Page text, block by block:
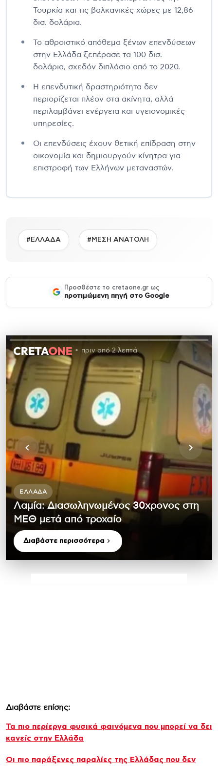
Τουρκία και τις βαλκανικές χώρες με 12,86
δισ. δολάρια.
Το αθροιστικό απόθεμα ξένων επενδύσεων
στην Ελλάδα ξεπέρασε τα 100 δισ.
δολάρια, σχεδόν διπλάσιο από το 2020.
Η επενδυτική δραστηριότητα δεν
περιορίζεται πλέον στα ακίνητα, αλλά
περιλαμβάνει ενέργεια και υγειονομικές
υπηρεσίες.
Οι επενδύσεις έχουν θετική επίδραση στην
οικονομία και δημιουργούν κίνητρα για
επιστροφή των Ελλήνων μεταναστών.
#ΕΛΛΑΔΑ #ΜΕΣΗ ΑΝΑΤΟΛΗ
Προσθέστε το cretaone.gr ως
προτιμώμενη πηγή στο Google
πριν από 2 λεπτά
ΕΛΛΆΔΑ
Λαμία: Διασωληνωμένος 30χρονος στη
ΜΕΘ μετά από τροχαίο
Διαβάστε περισσότερα
Διαβάστε επίσης:
Τα πιο περίεργα φυσικά φαινόμενα που μπορεί να δει
κανείς στην Ελλάδα
Οι πιο παράξενες παραλίες της Ελλάδας που δεν